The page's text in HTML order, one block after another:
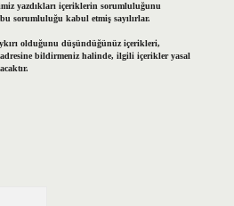
yazdıkları içeriklerin sorumluluğunu
sorumluluğu kabul etmiş sayılırlar.
olduğunu düşündüğünüz içerikleri,
bildirmeniz halinde, ilgili içerikler yasal